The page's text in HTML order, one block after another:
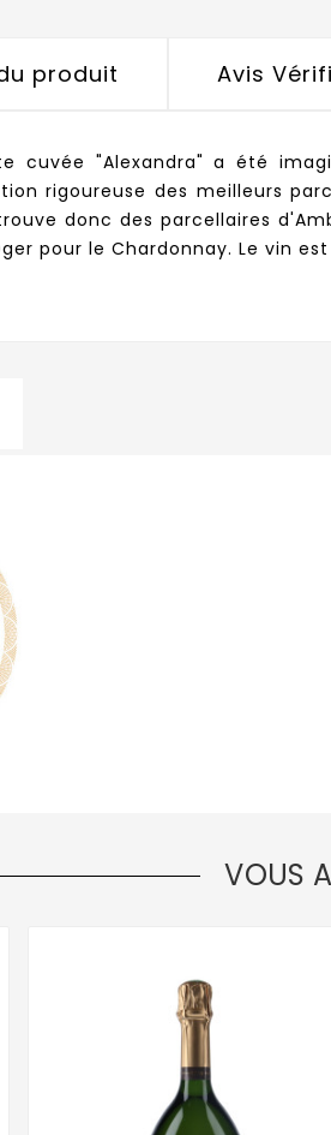
produit Avis
cuvée "Alexandra" a été
rigoureuse des meilleurs
donc des parcellaires
pour le Chardonnay. Le vin
VOUS